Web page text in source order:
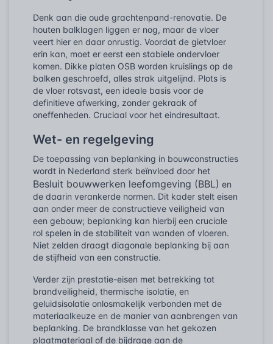
Denk aan die oude grachtenpand-renovatie. De
houten balklagen liggen er nog, maar de vloer
veert hier en daar onrustig. Voordat de gietvloer
erin kan, moet er eerst een stabiele ondervloer
komen. Dikke platen OSB worden kruislings op de
balken geschroefd, alles strak uitgelijnd. Plots is
de vloer rotsvast, een ideale basis voor de
definitieve afwerking, zonder gekraak of
oneffenheden. Cruciaal voor het eindresultaat.
Wet- en regelgeving
De toepassing van beplanking in bouwconstructies
wordt in Nederland sterk beïnvloed door het
Besluit bouwwerken leefomgeving (BBL) en
de daarin verankerde normen. Dit kader stelt eisen
aan onder meer de constructieve veiligheid van
een gebouw; beplanking kan hierbij een cruciale
rol spelen in de stabiliteit van wanden of vloeren.
Niet zelden draagt diagonale beplanking bij aan
de stijfheid van een constructie.
Verder zijn prestatie-eisen met betrekking tot
brandveiligheid, thermische isolatie, en
geluidsisolatie onlosmakelijk verbonden met de
materiaalkeuze en de manier van aanbrengen van
beplanking. De brandklasse van het gekozen
plaatmateriaal of de bijdrage aan de